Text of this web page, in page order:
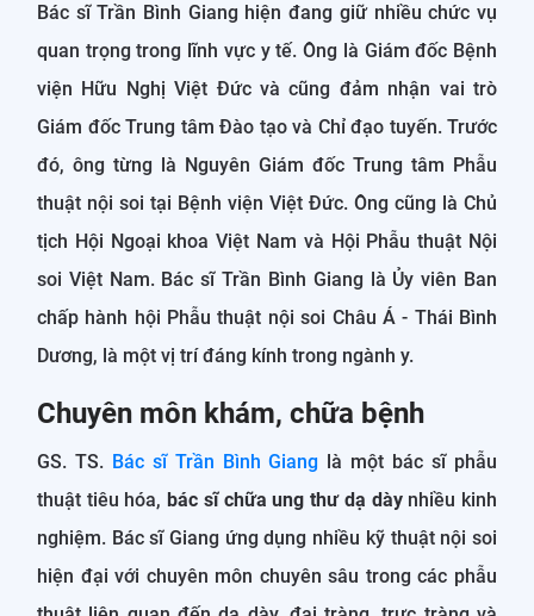
Bác sĩ Trần Bình Giang hiện đang giữ nhiều chức vụ
quan trọng trong lĩnh vực y tế. Ông là Giám đốc Bệnh
viện Hữu Nghị Việt Đức và cũng đảm nhận vai trò
Giám đốc Trung tâm Đào tạo và Chỉ đạo tuyến. Trước
đó, ông từng là Nguyên Giám đốc Trung tâm Phẫu
thuật nội soi tại Bệnh viện Việt Đức. Ông cũng là Chủ
tịch Hội Ngoại khoa Việt Nam và Hội Phẫu thuật Nội
soi Việt Nam. Bác sĩ Trần Bình Giang là Ủy viên Ban
chấp hành hội Phẫu thuật nội soi Châu Á - Thái Bình
Dương, là một vị trí đáng kính trong ngành y.
Chuyên môn khám, chữa bệnh
GS. TS. Bác sĩ Trần Bình Giang là một bác sĩ phẫu
thuật tiêu hóa, bác sĩ chữa ung thư dạ dàynhiều kinh
nghiệm. Bác sĩ Giang ứng dụng nhiều kỹ thuật nội soi
hiện đại với chuyên môn chuyên sâu trong các phẫu